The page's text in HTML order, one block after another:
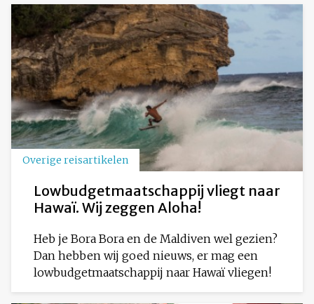
Overige reisartikelen
Lowbudgetmaatschappij vliegt naar
Hawaï. Wij zeggen Aloha!
Heb je Bora Bora en de Maldiven wel gezien?
Dan hebben wij goed nieuws, er mag een
lowbudgetmaatschappij naar Hawaï vliegen!